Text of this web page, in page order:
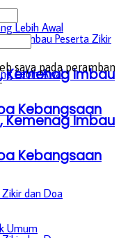
Kemenag Imbau
Kebangsaan
Kemenag Imbau
Kebangsaan
saya pada peramban